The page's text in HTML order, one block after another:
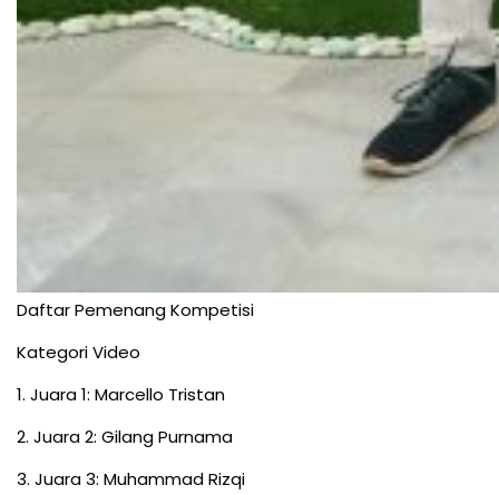
Daftar Pemenang Kompetisi
Kategori Video
1. Juara 1: Marcello Tristan
2. Juara 2: Gilang Purnama
3. Juara 3: Muhammad Rizqi